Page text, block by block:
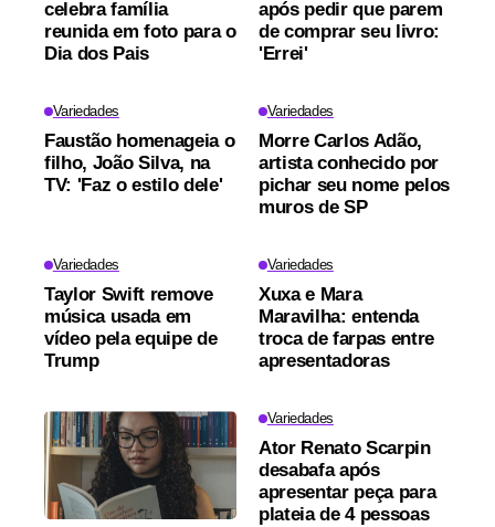
celebra família
reunida em foto para o
Dia dos Pais
após pedir que parem
de comprar seu livro:
'Errei'
Variedades
Faustão homenageia o
filho, João Silva, na
TV: 'Faz o estilo dele'
Variedades
Morre Carlos Adão,
artista conhecido por
pichar seu nome pelos
muros de SP
Variedades
Taylor Swift remove
música usada em
vídeo pela equipe de
Trump
Variedades
Xuxa e Mara
Maravilha: entenda
troca de farpas entre
apresentadoras
Variedades
Ator Renato Scarpin
desabafa após
apresentar peça para
plateia de 4 pessoas